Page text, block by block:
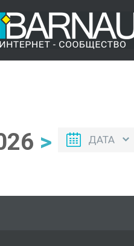
> ДАТА